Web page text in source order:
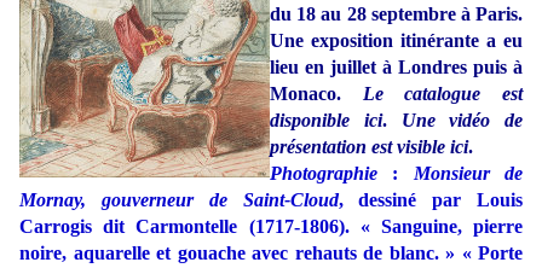
du 18 au 28 septembre à Paris.
Une exposition itinérante a eu
lieu en juillet à Londres puis à
Monaco. Le catalogue est
disponible ici. Une vidéo de
présentation est visible ici.
Photographie : Monsieur de
Mornay, gouverneur de Saint-Cloud, dessiné par Louis
Carrogis dit Carmontelle (1717-1806). « Sanguine, pierre
noire, aquarelle et gouache avec rehauts de blanc. » « Porte